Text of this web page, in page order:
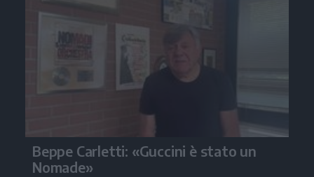
Beppe Carletti: «Guccini è stato un
Nomade»